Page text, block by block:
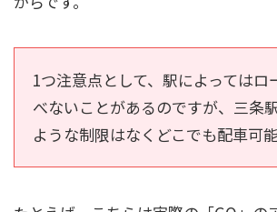
1つ注意点として、駅によってはロ
べないことがあるのですが、三条
ような制限はなくどこでも配車可能